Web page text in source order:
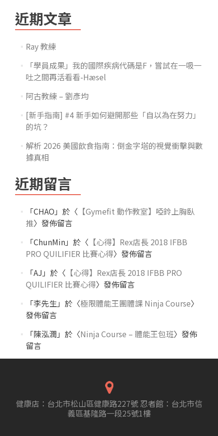
近期文章
Ray 教練
「學員成果」我的國際疾病代碼是F，嘗試在一吸一
吐之間再活看看-Hæsel
阿古教練 – 劉彥均
[新手指南] #4 新手如何避開那些「自以為在努力」
的坑？
解析 2026 美國飲食指南：倒金字塔的視覺衝擊與數
據真相
近期留言
「CHAO 」於〈 【Gymefit 動作教室】啞鈴上胸臥
推〉發佈留言
「ChunMin」於〈 【心得】Rex店長 2018 IFBB
PRO QUILIFIER 比賽心得〉發佈留言
「AJ 」於〈 【心得】Rex店長 2018 IFBB PRO
QUILIFIER 比賽心得〉發佈留言
「李先生」於〈極限體能王團體課 Ninja Course〉
發佈留言
「陳泓潤 」於〈Ninja Course – 體能王包班〉發佈
留言
健康店：台北市松山區健康路227號 忍者館：台北市信
義區基隆路一段25號1樓